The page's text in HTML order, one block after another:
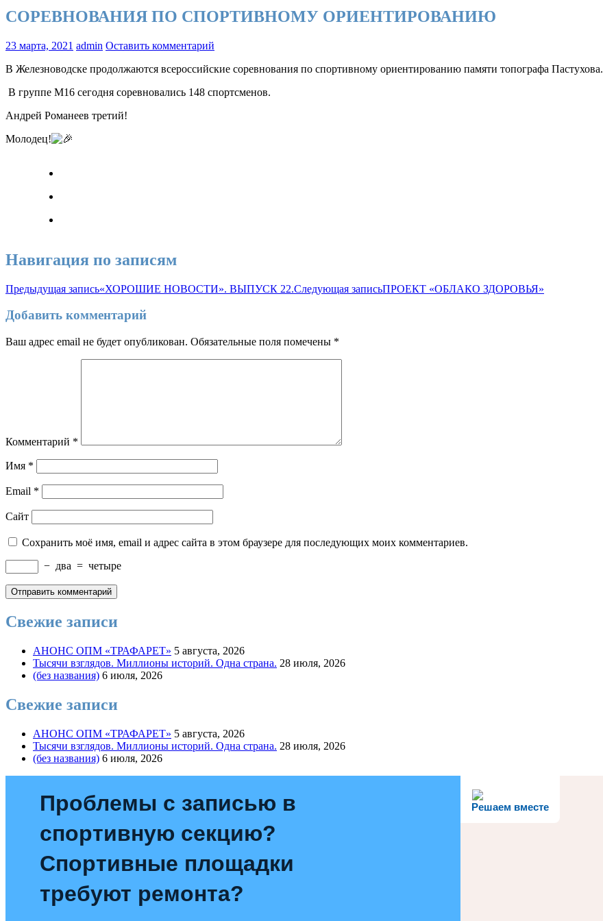
СОРЕВНОВАНИЯ ПО СПОРТИВНОМУ ОРИЕНТИРОВАНИЮ
23 марта, 2021 admin Оставить комментарий
В Железноводске продолжаются всероссийские соревнования по спортивному ориентированию памяти топографа Пастухова.
В группе М16 сегодня соревновались 148 спортсменов.
Андрей Романеев третий!
Молодец!
Навигация по записям
Предыдущая запись«ХОРОШИЕ НОВОСТИ». ВЫПУСК 22.Следующая записьПРОЕКТ «ОБЛАКО ЗДОРОВЬЯ»
Добавить комментарий
Ваш адрес email не будет опубликован. Обязательные поля помечены *
Комментарий *
Имя *
Email *
Сайт
Сохранить моё имя, email и адрес сайта в этом браузере для последующих моих комментариев.
− два = четыре
Свежие записи
АНОНС ОПМ «ТРАФАРЕТ» 5 августа, 2026
Тысячи взглядов. Миллионы историй. Одна страна. 28 июля, 2026
(без названия) 6 июля, 2026
Свежие записи
АНОНС ОПМ «ТРАФАРЕТ» 5 августа, 2026
Тысячи взглядов. Миллионы историй. Одна страна. 28 июля, 2026
(без названия) 6 июля, 2026
Решаем вместе
Проблемы с записью в
спортивную секцию?
Спортивные площадки
требуют ремонта?